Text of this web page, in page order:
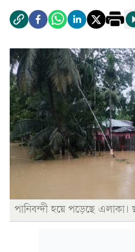
পানিবন্দী হয়ে পড়েছে